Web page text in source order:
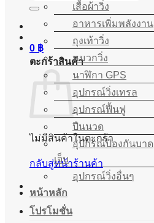
0 ฿
ตะกร้าสินค้า
ไม่มีสินค้าในตะกร้า
กลับสู่หน้าร้านค้า
เสื้อผ้าวิ่ง
อาหารเพิ่มพลังงาน
ถุงเท้าวิ่ง
หมวกวิ่ง
นาฬิกา GPS
อุปกรณ์วิ่งเทรล
อุปกรณ์ฟื้นฟู
ปืนนวด
อุปกรณ์ป้องกันบาด
เจ็บ
อุปกรณ์วิ่งอื่นๆ
หน้าหลัก
โปรโมชั่น